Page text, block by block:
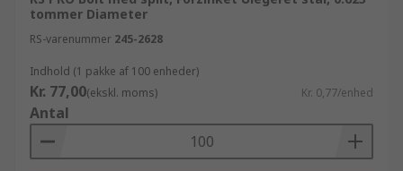
tommer Diameter
RS-varenummer 245-2628
Indhold (1 pakke af 100 enheder)
Kr. 77,00(ekskl. moms) Kr. 0,77/enhed
Antal